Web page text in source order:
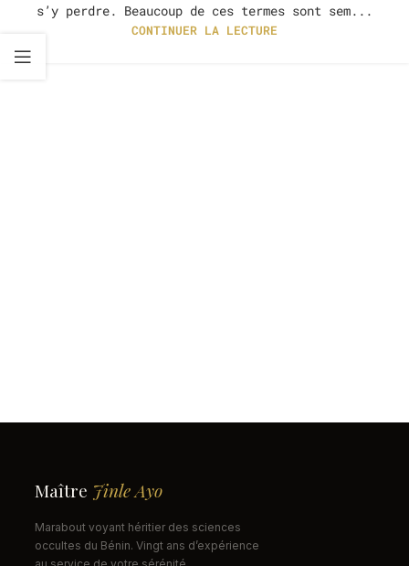
s’y perdre. Beaucoup de ces termes sont sem...
CONTINUER LA LECTURE
Maître Jinle Ayo
Marabout voyant héritier des sciences
occultes du Bénin. Vingt ans d’expérience
au service de votre sérénité.